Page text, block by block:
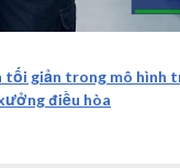
tối giản trong mô hình
điều hòa